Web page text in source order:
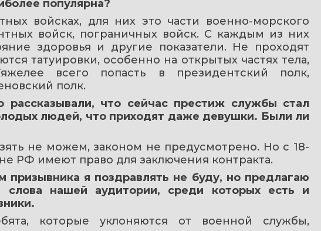
популярна?
войсках, для них это части военно-морского
войск, пограничных войск. С каждым из них
здоровья и другие показатели. Не проходят
татуировки, особенно на открытых частях тела,
всего попасть в президентский полк,
полк.
рассказывали, что сейчас престиж службы стал
людей, что приходят даже девушки. Были ли
не можем, законом не предусмотрено. Но с 18-
РФ имеют право для заключения контракта.
призывника я поздравлять не буду, но предлагаю
слова нашей аудитории, среди которых есть и
которые уклоняются от военной службы,